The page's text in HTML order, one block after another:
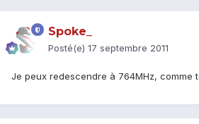
Spoke_
Posté(e) 17 septembre 2011
Je peux redescendre à 764MHz, comme